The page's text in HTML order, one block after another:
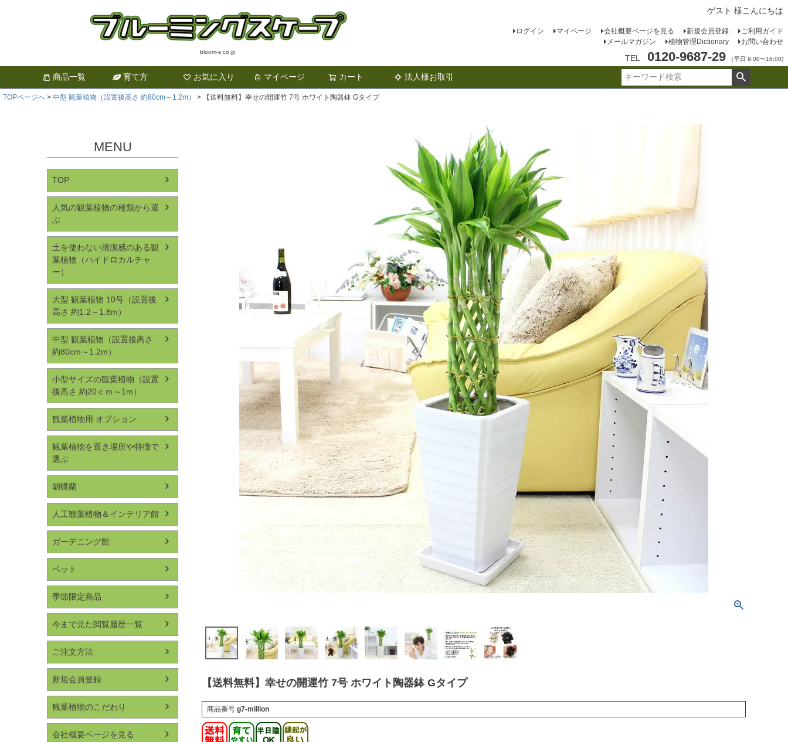
bloom-s.co.jp
ゲスト 様こんにちは
ログイン マイページ 会社概要ページを見る 新規会員登録
ご利用ガイド
メールマガジン
植物管理Dictionary お問い合わせ
TEL 0120-9687-29 （平日 9:00〜16:00)
商品一覧 育て方 お気に入り マイページ カート 法人様お取引
検索
TOPページへ 中型 観葉植物（設置後高さ 約80cm～1.2m） 【送料無料】幸せの開運竹 7号 ホワイト陶器鉢 Gタイプ
MENU
TOP
人気の観葉植物の種類から選
ぶ
土を使わない清潔感のある観
葉植物（ハイドロカルチャ
ー）
大型 観葉植物 10号（設置後
高さ 約1.2～1.8m）
中型 観葉植物（設置後高さ
約80cm～1.2m）
小型サイズの観葉植物（設置
後高さ 約20ｃｍ～1m）
観葉植物用 オプション
観葉植物を置き場所や特徴で
選ぶ
胡蝶蘭
人工観葉植物＆インテリア館
ガーデニング館
ペット
季節限定商品
今まで見た閲覧履歴一覧
ご注文方法
新規会員登録
観葉植物のこだわり
会社概要ページを見る
【送料無料】幸せの開運竹 7号 ホワイト陶器鉢 Gタイプ
商品番号 g7-million